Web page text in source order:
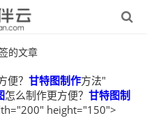
的文章
便？ 甘特图制作方法"
怎么制作更方便？ 甘特图制
height="150">